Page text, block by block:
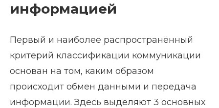
информацией
Первый и наиболее распространённый
критерий классификации коммуникации
основан на том, каким образом
происходит обмен данными и передача
информации. Здесь выделяют 3 основных